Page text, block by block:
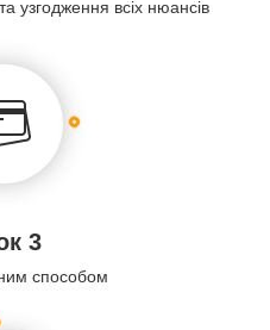
узгодження всіх нюансів
3
способом